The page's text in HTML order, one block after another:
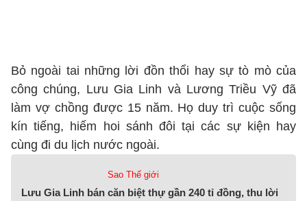
Bỏ ngoài tai những lời đồn thổi hay sự tò mò của
công chúng, Lưu Gia Linh và Lương Triều Vỹ đã
làm vợ chồng được 15 năm. Họ duy trì cuộc sống
kín tiếng, hiếm hoi sánh đôi tại các sự kiện hay
cùng đi du lịch nước ngoài.
Sao Thế giới
Lưu Gia Linh bán căn biệt thự gần 240 tỉ đồng, thu lời